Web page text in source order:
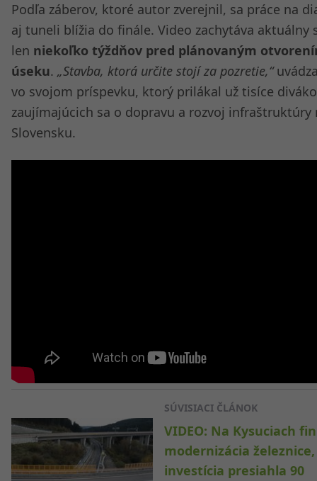
Podľa záberov, ktoré autor zverejnil, sa práce na
aj tuneli blížia do finále. Video zachytáva aktuálny
len niekoľko týždňov pred plánovaným
úseku. „Stavba, ktorá určite stojí za pozretie,“
vo svojom príspevku, ktorý prilákal už tisíce
zaujímajúcich sa o dopravu a rozvoj infraštruktúry
Slovensku.
SÚVISIACI ČLÁNOK
VIDEO: Na Kysuciach
modernizácia železnice,
investícia presiahla 90